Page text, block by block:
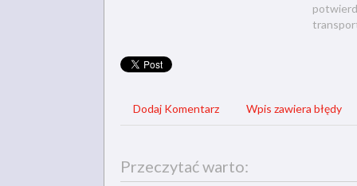
Dodaj Komentarz Wpis zawiera błędy
Przeczytać warto: